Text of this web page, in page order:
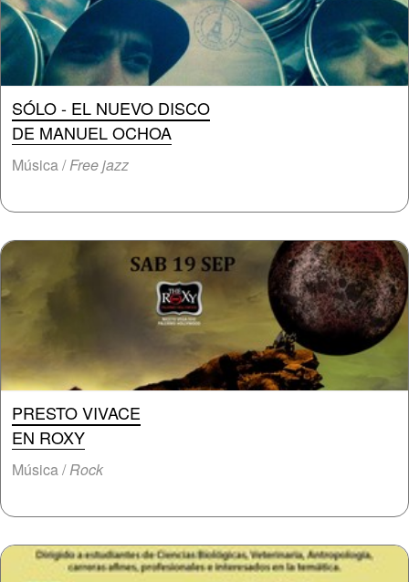
SÓLO - EL NUEVO DISCO
DE MANUEL OCHOA
Música /Free jazz
PRESTO VIVACE
EN ROXY
Música /Rock